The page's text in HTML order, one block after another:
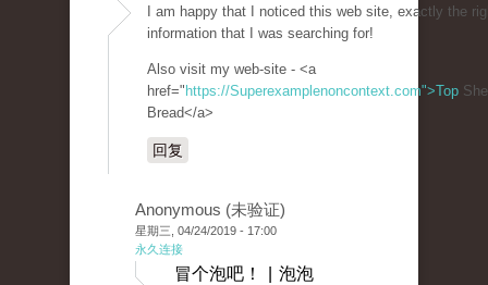
I am happy that I noticed this web site, exactly the
information that I was searching for!
Also visit my web-site - <a
href=" https://Superexamplenoncontext.com">Top
Bread</a>
回复
Anonymous (未验证)
星期三, 04/24/2019 - 17:00
永久连接
冒个泡吧！ | 泡泡